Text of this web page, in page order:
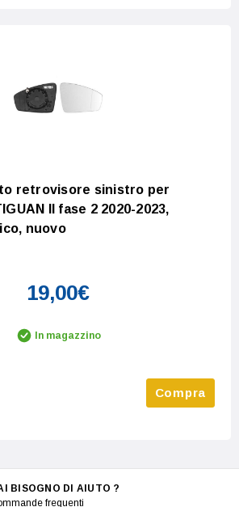
retrovisore sinistro per
II fase 2 2020-2023,
nuovo
19,00€
In magazzino
Quantity:
Compra
BISOGNO DI AIUTO ?
frequenti